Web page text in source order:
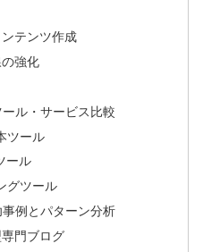
テンツ作成
強化
ル・サービス比較
ツール
ール
グツール
例とパターン分析
門ブログ